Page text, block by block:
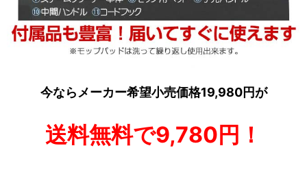
今ならメーカー希望小売価格19,980円が
送料無料で9,780円！